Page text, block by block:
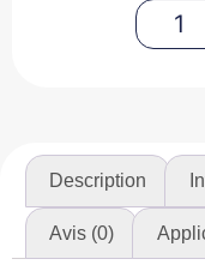
Description
Avis (0)